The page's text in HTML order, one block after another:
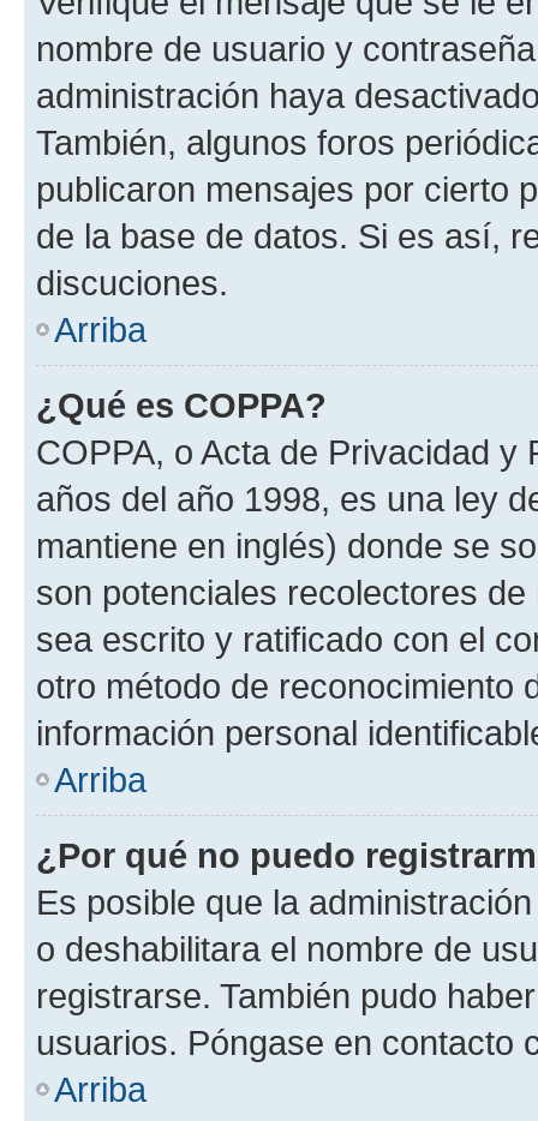
nombre de usuario y
administración haya
También, algunos foros
publicaron mensajes por cierto
de la base de datos. Si es así,
discuciones.
Arriba
¿Qué es COPPA?
COPPA, o Acta de Privacidad
años del año 1998, es una ley
mantiene en inglés) donde se
son potenciales recolectores
sea escrito y ratificado con el
otro método de reconocimiento
información personal
Arriba
¿Por qué no puedo
Es posible que la
o deshabilitara el nombre de
registrarse. También pudo
usuarios. Póngase en contacto
Arriba